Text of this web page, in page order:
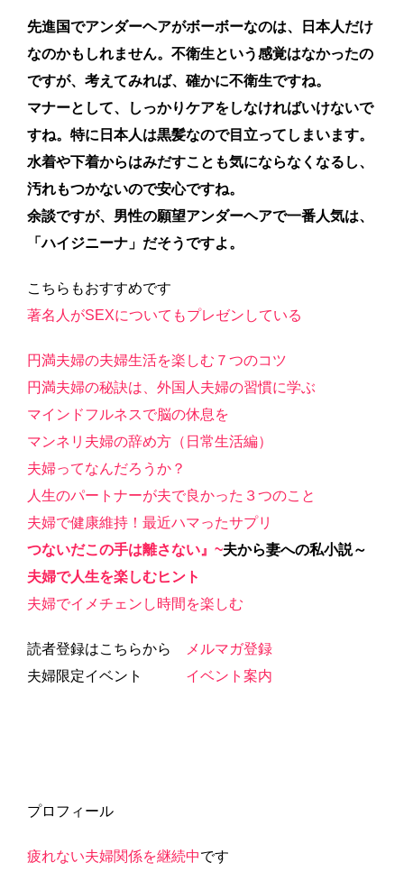
先進国でアンダーヘアがボーボーなのは、日本人だけ
なのかもしれません。不衛生という感覚はなかったの
ですが、考えてみれば、確かに不衛生ですね。
マナーとして、しっかりケアをしなければいけないで
すね。特に日本人は黒髪なので目立ってしまいます。
水着や下着からはみだすことも気にならなくなるし、
汚れもつかないので安心ですね。
余談ですが、男性の願望アンダーヘアで一番人気は、
「ハイジニーナ」だそうですよ。
こちらもおすすめです
著名人がSEXについてもプレゼンしている
円満夫婦の夫婦生活を楽しむ７つのコツ
円満夫婦の秘訣は、外国人夫婦の習慣に学ぶ
マインドフルネスで脳の休息を
マンネリ夫婦の辞め方（日常生活編）
夫婦ってなんだろうか？
人生のパートナーが夫で良かった３つのこと
夫婦で健康維持！最近ハマったサプリ
つないだこの手は離さない』 ~夫から妻への私小説～
夫婦で人生を楽しむヒント
夫婦でイメチェンし時間を楽しむ
読者登録はこちらから
メルマガ登録
夫婦限定イベント イベント案内
プロフィール
疲れない夫婦関係を継続中です